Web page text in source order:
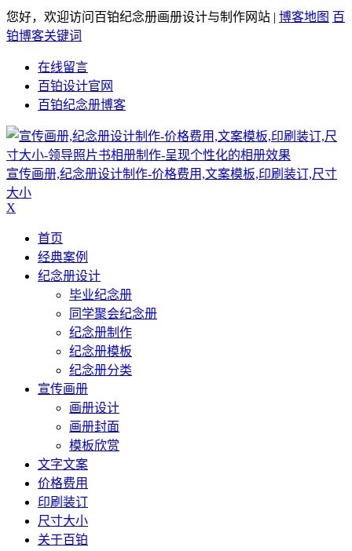
您好，欢迎访问百铂纪念册画册设计与制作网站 | 博客地图 百
铂博客关键词
在线留言
百铂设计官网
百铂纪念册博客
宣传画册,纪念册设计制作-价格费用,文案模板,印刷装订,尺寸
大小
X
首页
经典案例
纪念册设计
毕业纪念册
同学聚会纪念册
纪念册制作
纪念册模板
纪念册分类
宣传画册
画册设计
画册封面
模板欣赏
文字文案
价格费用
印刷装订
尺寸大小
关于百铂